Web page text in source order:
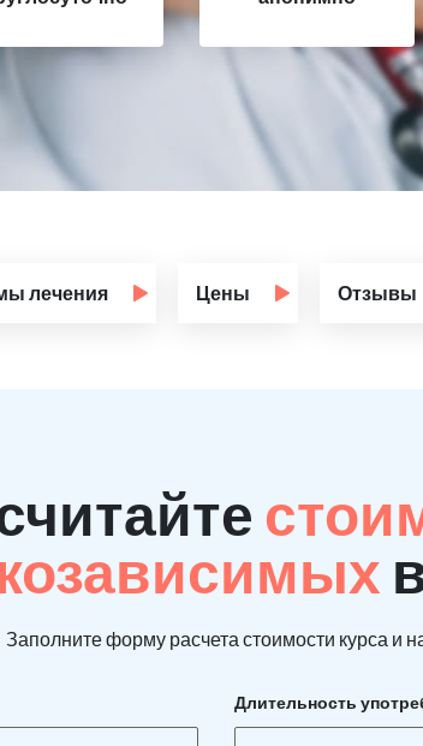
лечения Цены Отзывы
Заполните форму расчета стоимости курса и
Длительность